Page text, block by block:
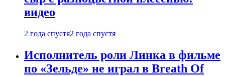
видео
2 года спустя2 года спустя
Исполнитель роли Линка в фильме
по «Зельде» не играл в Breath Of